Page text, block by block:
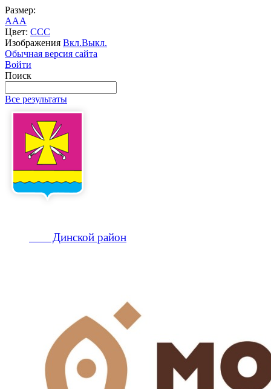
Размер:
AAA
Цвет: CCC
Изображения Вкл.Выкл.
Обычная версия сайта
Войти
Поиск
Все результаты
Динской район